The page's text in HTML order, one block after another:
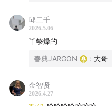
邱二千
2026.5.06
丫够燥的
春典JARGON : 大哥
金智贤
2026.4.27